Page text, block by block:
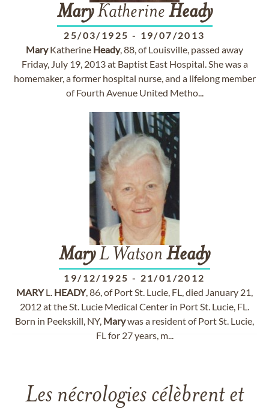
MaryKatherine Heady
25/03/1925 - 19/07/2013
MaryKatherine Heady, 88, of Louisville, passed away
Friday, July 19, 2013 at Baptist East Hospital. She was a
homemaker, a former hospital nurse, and a lifelong member
of Fourth Avenue United Metho...
MaryL Watson Heady
19/12/1925 - 21/01/2012
MARYL. HEADY, 86, of Port St. Lucie, FL, died January 21,
2012 at the St. Lucie Medical Center in Port St. Lucie, FL.
Born in Peekskill, NY, Marywas a resident of Port St. Lucie,
FL for 27 years, m...
Les nécrologies célèbrent et